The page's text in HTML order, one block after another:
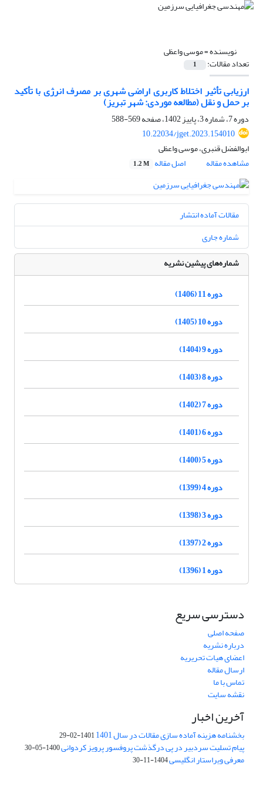
نویسنده =موسی واعظی
تعداد مقالات: 1
ارزیابی تأثیر اختلاط کاربری اراضی شهری بر مصرف انرژی با تأکید
بر حمل و نقل (مطالعه موردی: شهر تبریز)
دوره 7، شماره 3، پاییز 1402، صفحه
569-588
10.22034/jget.2023.154010
ابوالفضل قنبری، موسی واعظی
مشاهده مقاله
اصل مقاله 1.2 M
مقالات آماده انتشار
شماره جاری
شماره‌های پیشین نشریه
دوره 11 (1406)
دوره 10 (1405)
دوره 9 (1404)
دوره 8 (1403)
دوره 7 (1402)
دوره 6 (1401)
دوره 5 (1400)
دوره 4 (1399)
دوره 3 (1398)
دوره 2 (1397)
دوره 1 (1396)
دسترسی سریع
صفحه اصلی
درباره نشریه
اعضای هیات تحریریه
ارسال مقاله
تماس با ما
نقشه سایت
آخرین اخبار
بخشنامه هزینه آماده سازی مقالات در سال 1401 1401-02-29
پیام تسلیت سردبیر در پی درگذشت پروفسور پرویز کردوانی1400-05-30
معرفی ویراستار انگلیسی1404-11-30